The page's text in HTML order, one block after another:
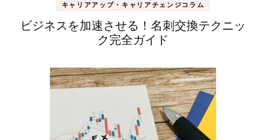
キャリアアップ・キャリアチェンジコラム
ビジネスを加速させる！名刺交換テクニッ
ク完全ガイド